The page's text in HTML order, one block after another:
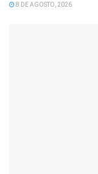
8 DE AGOSTO, 2026